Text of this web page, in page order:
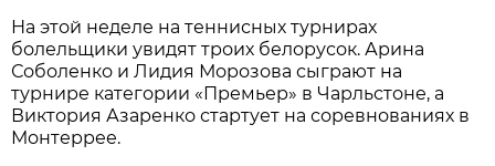
На этой неделе на теннисных турнирах
болельщики увидят троих белорусок. Арина
Соболенко и Лидия Морозова сыграют на
турнире категории «Премьер» в Чарльстоне, а
Виктория Азаренко стартует на соревнованиях в
Монтеррее.